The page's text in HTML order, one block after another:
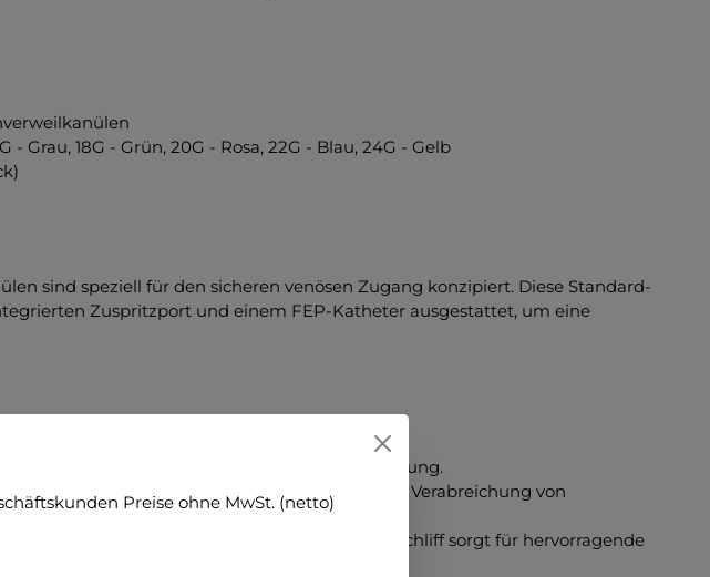
- Grau, 18G - Grün, 20G - Rosa, 22G - Blau, 24G - Gelb
sind speziell für den sicheren venösen Zugang konzipiert. Diese Standard-
Zuspritzport und einem FEP-Katheter ausgestattet, um eine
Hygiene und Sicherheit bei der Anwendung.
integrierte Zuspritzport ermöglicht eine zügige Verabreichung von
Punktion erforderlich ist.
atraumatische Kanülenspitze mit 3-Facetten-Schliff sorgt für hervorragende
Risiko von Verletzungen.
Preise ohne MwSt. (netto)